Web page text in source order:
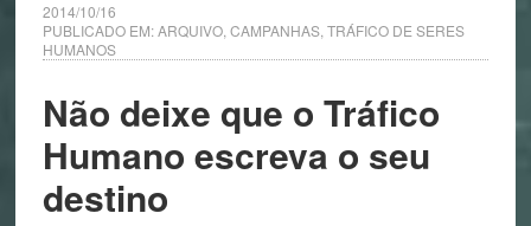
2014/10/16
PUBLICADO EM:ARQUIVO, CAMPANHAS, TRÁFICO DE SERES
HUMANOS
Não deixe que o Tráfico
Humano escreva o seu
destino